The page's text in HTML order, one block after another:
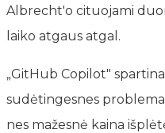
Albrecht'o cituojami
laiko atgaus atgal.
„GitHub Copilot"
sudėtingesnes
nes mažesnė kaina